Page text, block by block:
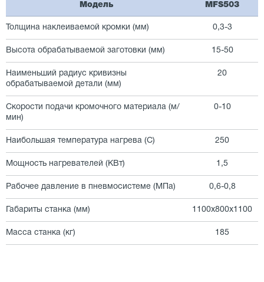
Модель MFS503
Толщина наклеиваемой кромки (мм) 0,3-3
Высота обрабатываемой заготовки (мм) 15-50
Наименьший радиус кривизны
обрабатываемой детали (мм)
20
Скорости подачи кромочного материала (м/
мин)
0-10
Наибольшая температура нагрева (С) 250
Мощность нагревателей (КВт) 1,5
Рабочее давление в пневмосистеме (МПа) 0,6-0,8
Габариты станка (мм) 1100х800х1100
Масса станка (кг) 185